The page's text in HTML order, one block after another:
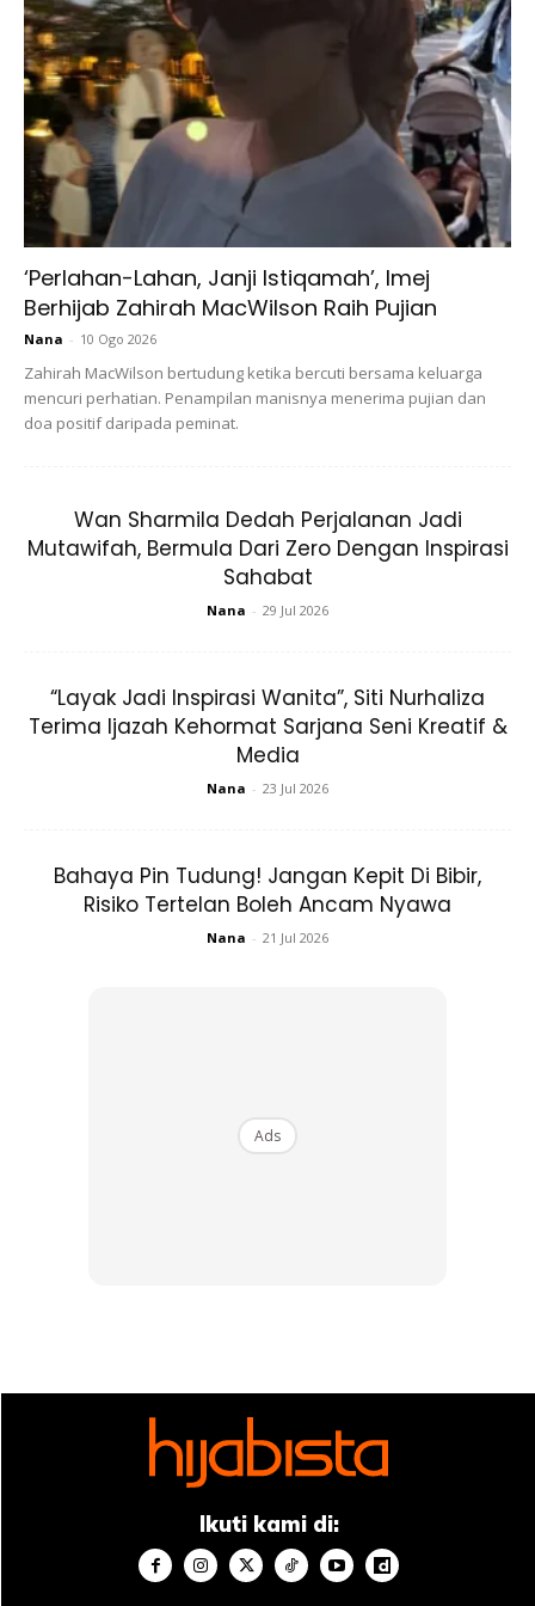
juga pendapat pakar perkara ini boleh juga boleh
dipengaruhi oleh hormon.
3. Radangan, jangkitan, atau iritasi
diakibatkan peradangan yang signifikan dan menyebabkan
keguguran pada bulu mata. Selain penyakitalopecia
produk-produk riasan mata atau pembersih wajah yang
sangat terdedah terkena jangkitan atau iritasi. Jadi, anda
perlu untuk menjaga kebersihan wajah, khususnya pada
area mata dan lebihan lagi kandungan dari produk
perawatan dan riasan mata.
4. Kesalahan menggunakaneyelash
extensionatau lem bulu mata
‘Perlahan-Lahan, Janji Istiqamah’, Imej
Berhijab Zahirah MacWilson Raih Pujian
Nana - 10 Ogo 2026
Zahirah MacWilson bertudung ketika bercuti bersama keluarga
mencuri perhatian. Penampilan manisnya menerima pujian dan
doa positif daripada peminat.
Wan Sharmila Dedah Perjalanan Jadi
Mutawifah, Bermula Dari Zero Dengan Inspirasi
Sahabat
Nana - 29 Jul 2026
“Layak Jadi Inspirasi Wanita”, Siti Nurhaliza
Terima Ijazah Kehormat Sarjana Seni Kreatif &
Media
Nana - 23 Jul 2026
Bahaya Pin Tudung! Jangan Kepit Di Bibir,
Risiko Tertelan Boleh Ancam Nyawa
Nana - 21 Jul 2026
Ads
Ikuti kami di: